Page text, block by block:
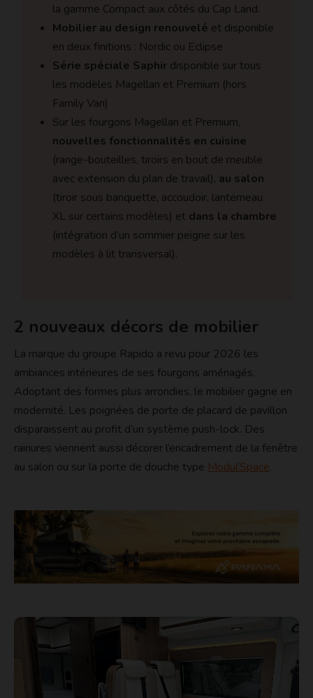
la gamme Compact aux côtés du Cap Land.
Mobilier au design renouvelé et disponible
en deux finitions : Nordic ou Eclipse
Série spéciale Saphir disponible sur tous
les modèles Magellan et Premium (hors
Family Van)
Sur les fourgons Magellan et Premium,
nouvelles fonctionnalités en cuisine
(range-bouteilles, tiroirs en bout de meuble
avec extension du plan de travail), au salon
(tiroir sous banquette, accoudoir, lanterneau
XL sur certains modèles) et dans la chambre
(intégration d’un sommier peigne sur les
modèles à lit transversal).
2 nouveaux décors de mobilier
La marque du groupe Rapido a revu pour 2026 les
ambiances intérieures de ses fourgons aménagés.
Adoptant des formes plus arrondies, le mobilier gagne en
modernité. Les poignées de porte de placard de pavillon
disparaissent au profit d’un système push-lock. Des
rainures viennent aussi décorer l’encadrement de la fenêtre
au salon ou sur la porte de douche type Modul’Space.